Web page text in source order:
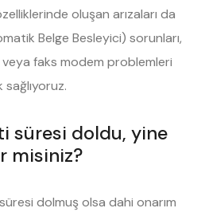
oluşan arızaları da
Belge Besleyici) sorunları,
veya faks modem problemleri
süresi doldu, yine
misiniz?
dolmuş olsa dahi onarım